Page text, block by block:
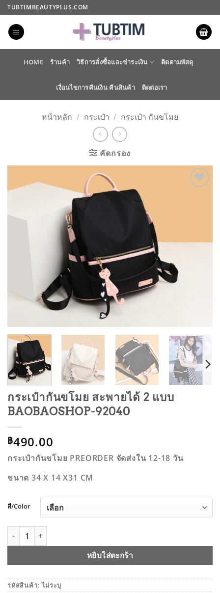
ข้าม
ไป
เนื้อหา
TUBTIMBEAUTYPLUS.COM
HOME ร้านค้า วิธีการสั่งซื้อและชำระเงิน ติดตามพัสดุ
เงื่อนไขการคืนเงิน คืนสินค้า ติดต่อเรา
หน้าหลัก / กระเป๋า / กระเป๋า กันขโมย
คัดกรอง
กระเป๋ากันขโมย สะพายได้ 2 แบบ
BAOBAOSHOP-92040
฿490.00
กระเป๋ากันขโมย PREORDER จัดส่งใน 12-18 วัน
ขนาด 34 X 14 X31 CM
สี/Color
จำนวน กระเป๋ากันขโมย สะพายได้ 2 แบบ BAOBAOSHOP-
หยิบใส่ตะกร้า
รหัสสินค้า:ไม่ระบุ